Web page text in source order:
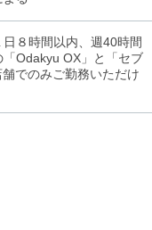
８時間以内、週40時間
Odakyu OX」と「セブ
でのみご勤務いただけ